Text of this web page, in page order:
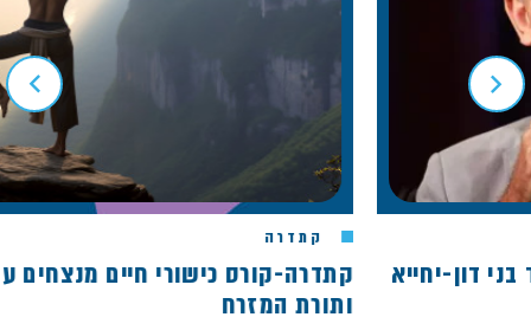
יחייא
קתדרה
ותורת המזרח